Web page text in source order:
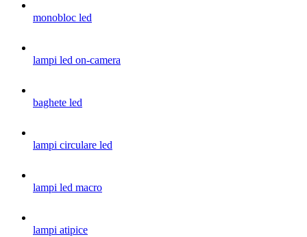
monobloc led
lampi led on-camera
baghete led
lampi circulare led
lampi led macro
lampi atipice